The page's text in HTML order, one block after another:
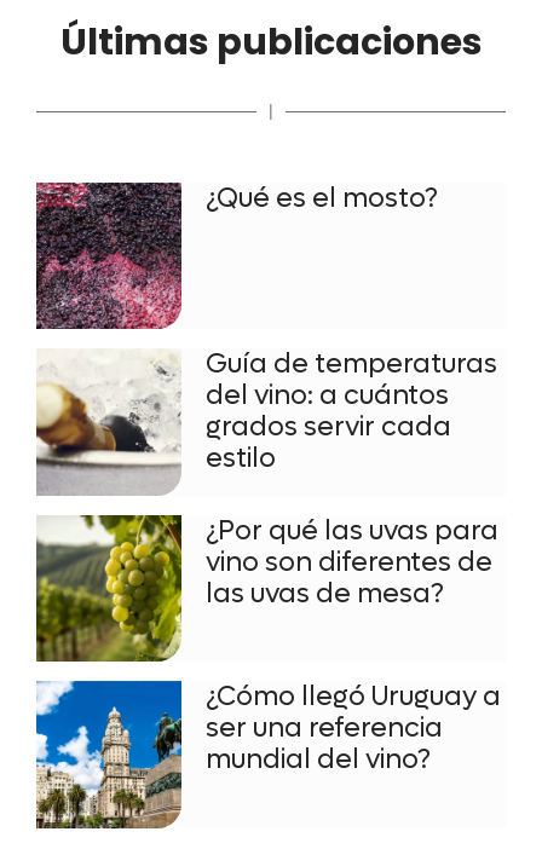
Últimas publicaciones
|
¿Qué es el mosto?
Guía de temperaturas
del vino: a cuántos
grados servir cada
estilo
¿Por qué las uvas para
vino son diferentes de
las uvas de mesa?
¿Cómo llegó Uruguay a
ser una referencia
mundial del vino?